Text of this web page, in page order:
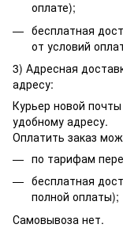
оплате);
бесплатная
от условий
3) Адресная
адресу:
Курьер новой
удобному адресу.
Оплатить заказ
по тарифам
бесплатная
полной оплаты);
Самовывоза нет.